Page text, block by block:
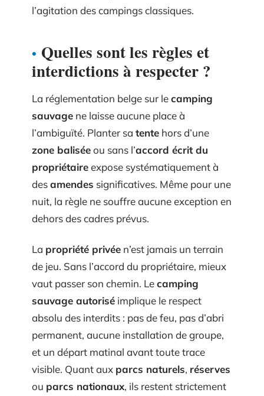
l’agitation des campings classiques.
Quelles sont les règles et
interdictions à respecter ?
La réglementation belge sur lecamping
sauvage ne laisse aucune place à
l’ambiguïté. Planter sa tente hors d’une
zone baliséeou sans l’accord écrit du
propriétaireexpose systématiquement à
desamendes significatives. Même pour une
nuit, la règle ne souffre aucune exception en
dehors des cadres prévus.
La propriété privée n’est jamais un terrain
de jeu. Sans l’accord du propriétaire, mieux
vaut passer son chemin. Lecamping
sauvage autorisé implique le respect
absolu des interdits : pas de feu, pas d’abri
permanent, aucune installation de groupe,
et un départ matinal avant toute trace
visible. Quant aux parcs naturels, réserves
ou parcs nationaux, ils restent strictement